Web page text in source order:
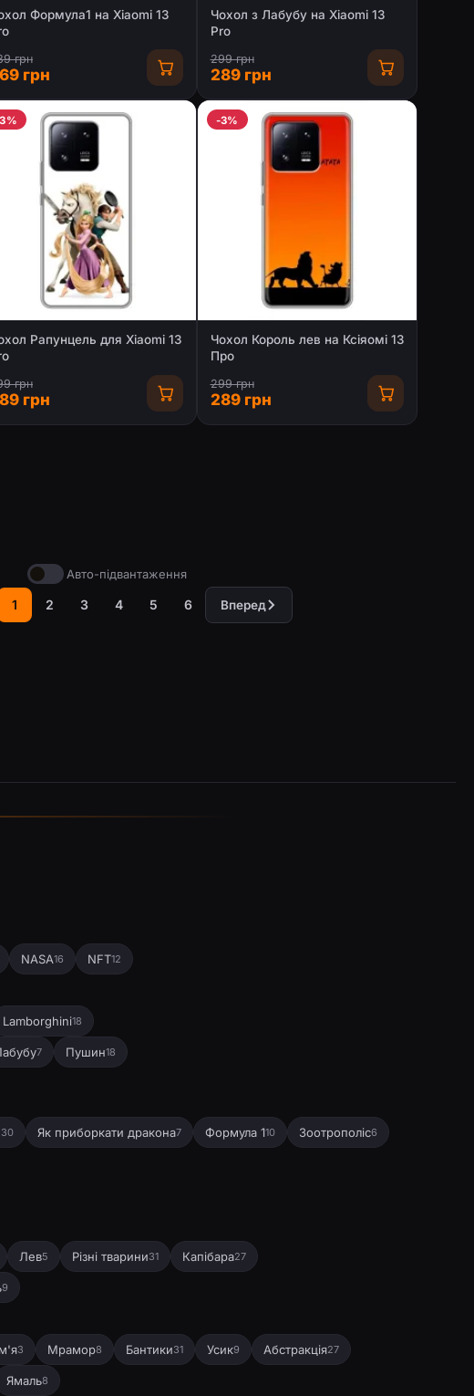
Формула1 на Xiaomi 13
грн
грн
Чохол з Лабубу на Xiaomi 13
Pro
299 грн
289 грн
Рапунцель для Xiaomi 13
грн
грн
-3%
Чохол Король лев на Ксіяомі 13
Про
299 грн
289 грн
Авто-підвантаження
1 2 3 4 5 6 Вперед
NASA16 NFT12
Lamborghini18
7 Пушин18
30 Як приборкати дракона7 Формула 110 Зоотрополіс6
Лев5 Різні тварини31 Капібара27
9
3 Мрамор8 Бантики31 Усик9 Абстракція27
Ямаль8